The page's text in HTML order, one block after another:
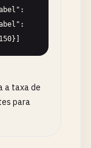
a taxa de
para